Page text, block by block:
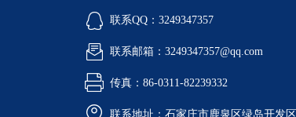
联系QQ：3249347357
联系邮箱：3249347357@qq.com
传真：86-0311-82239332
联系地址：石家庄市鹿泉区绿岛开发区